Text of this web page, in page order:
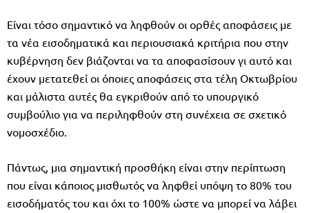
Είναι τόσο σημαντικό να ληφθούν οι ορθές αποφάσεις με
τα νέα εισοδηματικά και περιουσιακά κριτήρια που στην
κυβέρνηση δεν βιάζονται να τα αποφασίσουν γι αυτό και
έχουν μετατεθεί οι όποιες αποφάσεις στα τέλη Οκτωβρίου
και μάλιστα αυτές θα εγκριθούν από το υπουργικό
συμβούλιο για να περιληφθούν στη συνέχεια σε σχετικό
νομοσχέδιο.
Πάντως, μια σημαντική προσθήκη είναι στην περίπτωση
που είναι κάποιος μισθωτός να ληφθεί υπόψη το 80% του
εισοδήματός του και όχι το 100% ώστε να μπορεί να λάβει